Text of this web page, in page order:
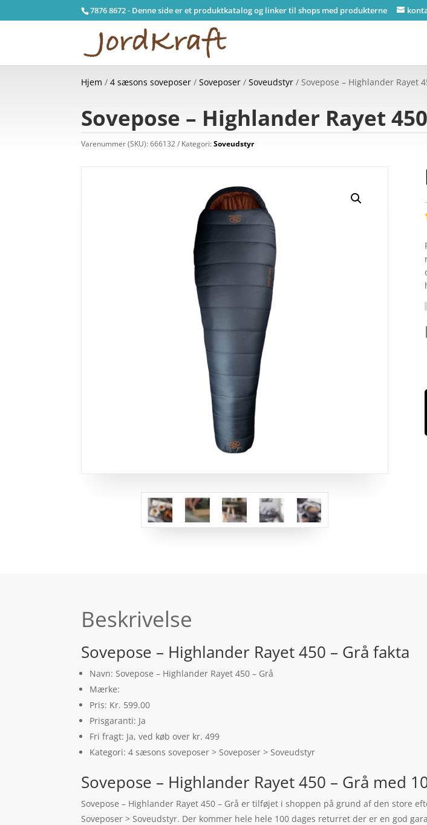
7876 8672 - Denne side er et produktkatalog og linker til shops med produkterne
Hjem /4 sæsons soveposer /Soveposer /Soveudstyr / Sovepose – Highlander Rayet
Sovepose – Highlander Rayet
Varenummer (SKU):666132 Kategori:Soveudstyr
Beskrivelse
Sovepose – Highlander Rayet 450 – Grå fakta
Navn: Sovepose – Highlander Rayet 450 – Grå
Mærke:
Pris: Kr. 599.00
Prisgaranti: Ja
Fri fragt: Ja, ved køb over kr. 499
Kategori: 4 sæsons soveposer > Soveposer > Soveudstyr
Sovepose – Highlander Rayet 450 – Grå med
Sovepose – Highlander Rayet 450 – Grå er tilføjet i shoppen på grund af den store
Soveposer > Soveudstyr. Der kommer hele hele 100 dages returret der er en god